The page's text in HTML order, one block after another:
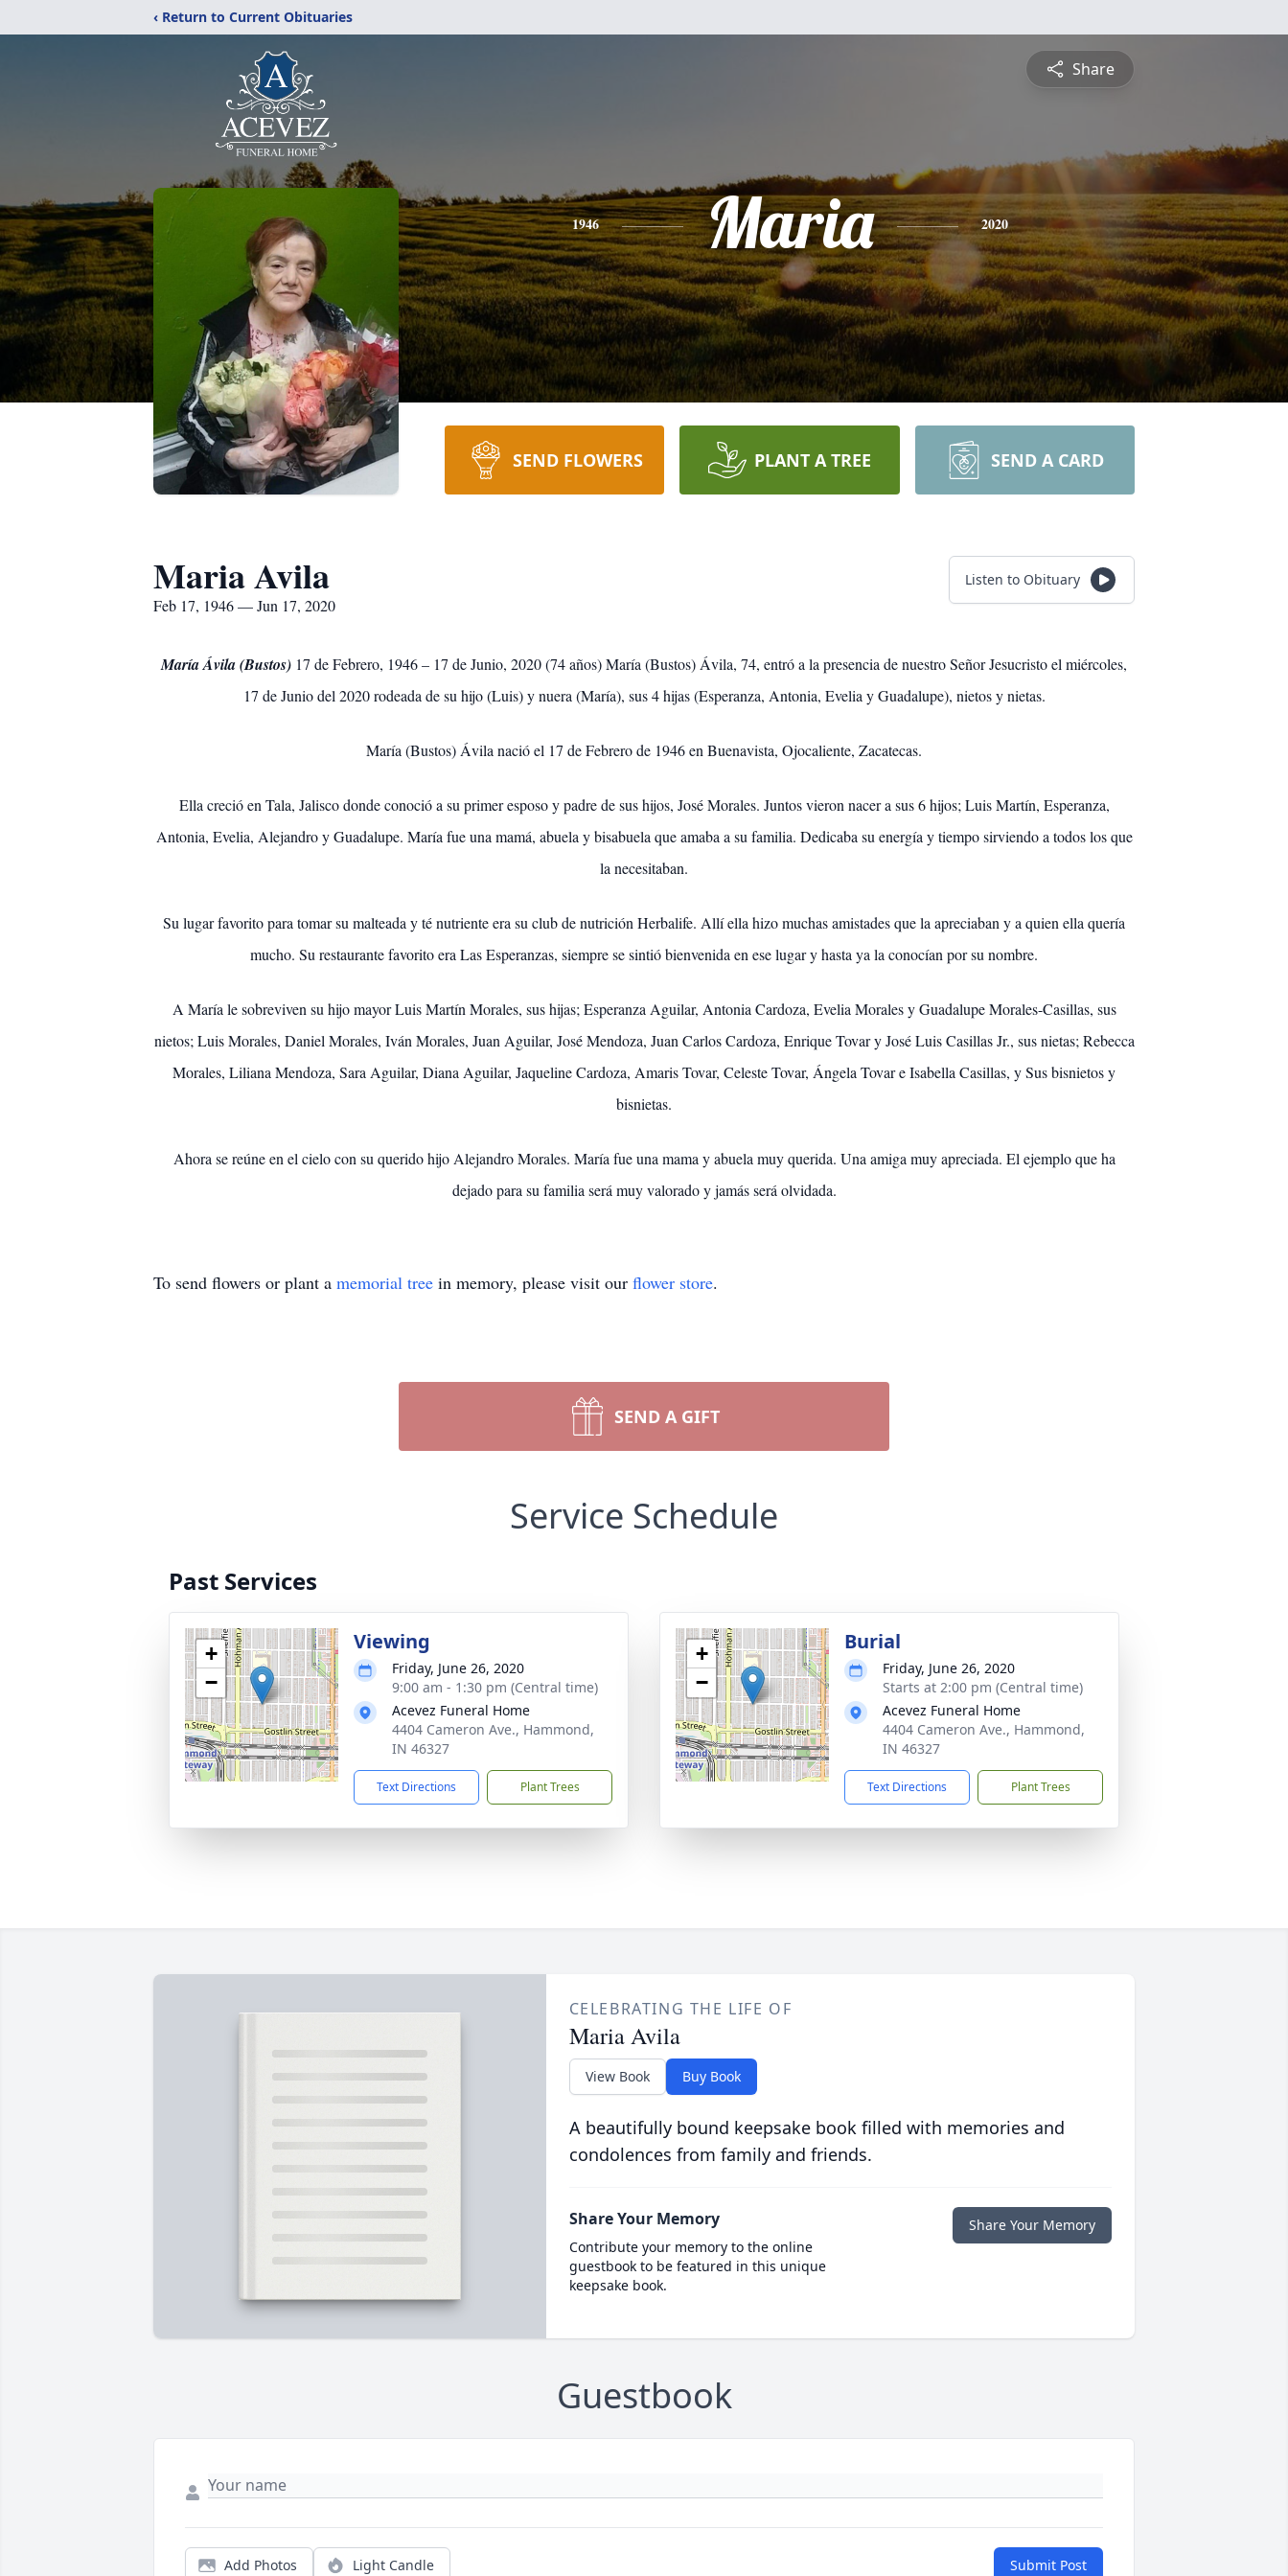
‹ Return to Current Obituaries
Share
1946 Maria 2020
SEND FLOWERS PLANT A TREE SEND A CARD
Maria Avila
Feb 17, 1946 — Jun 17, 2020
Listen to Obituary
María Ávila (Bustos) 17 de Febrero, 1946 – 17 de Junio, 2020 (74 años) María (Bustos) Ávila, 74, entró a la presencia de nuestro Señor Jesucristo el miércoles,
17 de Junio del 2020 rodeada de su hijo (Luis) y nuera (María), sus 4 hijas (Esperanza, Antonia, Evelia y Guadalupe), nietos y nietas.
María (Bustos) Ávila nació el 17 de Febrero de 1946 en Buenavista, Ojocaliente, Zacatecas.
Ella creció en Tala, Jalisco donde conoció a su primer esposo y padre de sus hijos, José Morales. Juntos vieron nacer a sus 6 hijos; Luis Martín, Esperanza,
Antonia, Evelia, Alejandro y Guadalupe. María fue una mamá, abuela y bisabuela que amaba a su familia. Dedicaba su energía y tiempo sirviendo a todos los que
la necesitaban.
Su lugar favorito para tomar su malteada y té nutriente era su club de nutrición Herbalife. Allí ella hizo muchas amistades que la apreciaban y a quien ella quería
mucho. Su restaurante favorito era Las Esperanzas, siempre se sintió bienvenida en ese lugar y hasta ya la conocían por su nombre.
A María le sobreviven su hijo mayor Luis Martín Morales, sus hijas; Esperanza Aguilar, Antonia Cardoza, Evelia Morales y Guadalupe Morales-Casillas, sus
nietos; Luis Morales, Daniel Morales, Iván Morales, Juan Aguilar, José Mendoza, Juan Carlos Cardoza, Enrique Tovar y José Luis Casillas Jr., sus nietas; Rebecca
Morales, Liliana Mendoza, Sara Aguilar, Diana Aguilar, Jaqueline Cardoza, Amaris Tovar, Celeste Tovar, Ángela Tovar e Isabella Casillas, y Sus bisnietos y
bisnietas.
Ahora se reúne en el cielo con su querido hijo Alejandro Morales. María fue una mama y abuela muy querida. Una amiga muy apreciada. El ejemplo que ha
dejado para su familia será muy valorado y jamás será olvidada.
To send flowers or plant a memorial tree in memory, please visit our flower store.
SEND A GIFT
Service Schedule
Past Services
+
−
Viewing
Friday, June 26, 2020
9:00 am - 1:30 pm (Central time)
Acevez Funeral Home
4404 Cameron Ave., Hammond,
IN 46327
Text Directions Plant Trees
+
−
Burial
Friday, June 26, 2020
Starts at 2:00 pm (Central time)
Acevez Funeral Home
4404 Cameron Ave., Hammond,
IN 46327
Text Directions Plant Trees
CELEBRATING THE LIFE OF
Maria Avila
View Book Buy Book
A beautifully bound keepsake book filled with memories and
condolences from family and friends.
Share Your Memory
Contribute your memory to the online
guestbook to be featured in this unique
keepsake book.
Share Your Memory
Guestbook
Add Photos Light Candle Submit Post